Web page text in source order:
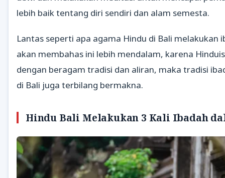
lebih baik tentang diri sendiri dan alam semesta.
Lantas seperti apa agama Hindu di Bali melakukan
akan membahas ini lebih mendalam, karena
dengan beragam tradisi dan aliran, maka tradisi
di Bali juga terbilang bermakna.
Hindu Bali Melakukan 3 Kali Ibadah